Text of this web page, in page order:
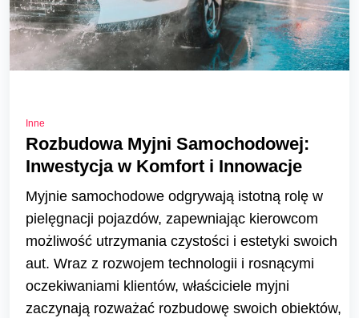
Inne
Rozbudowa Myjni Samochodowej:
Inwestycja w Komfort i Innowacje
Myjnie samochodowe odgrywają istotną rolę w
pielęgnacji pojazdów, zapewniając kierowcom
możliwość utrzymania czystości i estetyki swoich
aut. Wraz z rozwojem technologii i rosnącymi
oczekiwaniami klientów, właściciele myjni
zaczynają rozważać rozbudowę swoich obiektów,